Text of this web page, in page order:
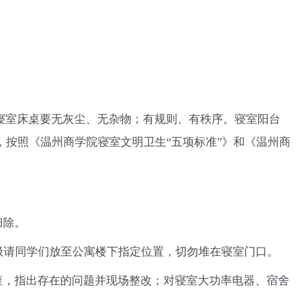
床桌要无灰尘、无杂物；有规则、有秩序。寝室阳台
照《温州商学院寝室文明卫生“五项标准”》和《温州商
。
学们放至公寓楼下指定位置，切勿堆在寝室门口。
指出存在的问题并现场整改；对寝室大功率电器、宿舍